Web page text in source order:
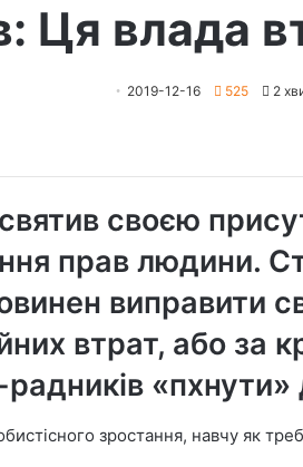
Ця влада
2019-12-16 525 2
своєю
прав людини.
виправити
втрат, або за
«пхнути»
зростання, навчу як